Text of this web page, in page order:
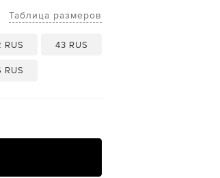
Таблица размеров
RUS 43 RUS
RUS